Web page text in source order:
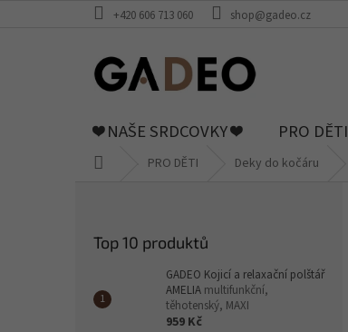
+420 606 713 060 shop@gadeo.cz
❤️ NAŠE SRDCOVKY ❤️ PRO DĚTI
PRO DĚTI Deky do kočáru
Top 10 produktů
GADEO Kojicí a relaxační polštář
AMELIA multifunkční,
těhotenský, MAXI
959 Kč